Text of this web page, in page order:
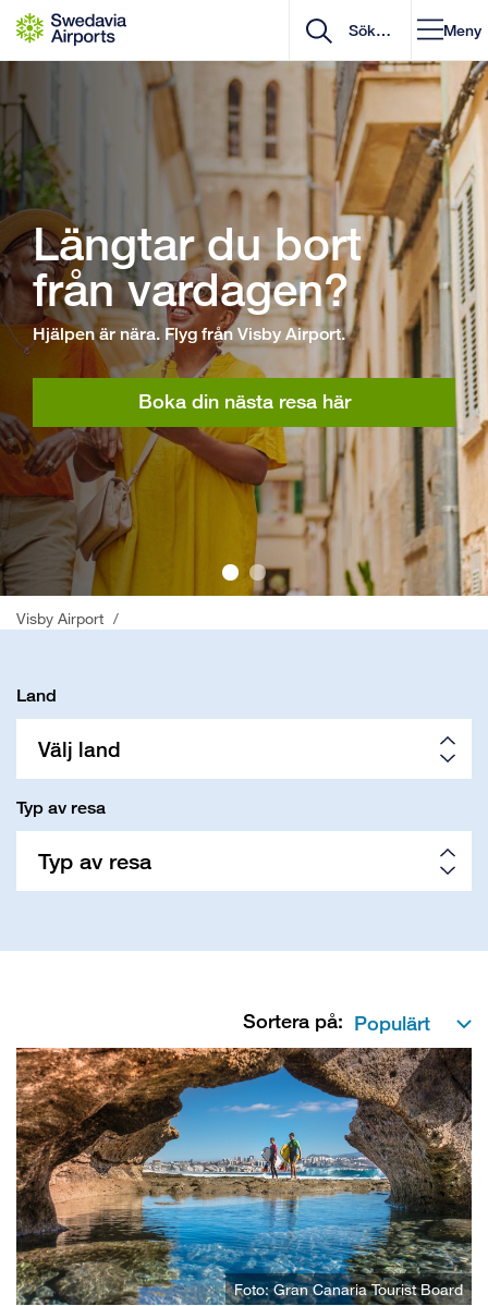
Gå till innehåll
Meny
Längtar du bort
från vardagen?
Hjälpen är nära. Flyg från Visby Airport.
Boka din nästa resa här
Visby Airport /
Land
Välj land
Typ av resa
Sortera på:
Foto: Gran Canaria Tourist Board